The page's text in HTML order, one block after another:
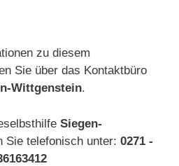
zu diesem
Sie über das Kontaktbüro
Wittgenstein.
Siegen-
Sie telefonisch unter: 0271 -